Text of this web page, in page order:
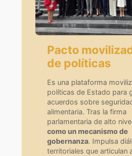
Pacto
de políticas
Es una plataforma
políticas de Estado para
acuerdos sobre
alimentaria. Tras la firma
parlamentaria de alto
como un mecanismo de
gobernanza. Impulsa
territoriales que articulan